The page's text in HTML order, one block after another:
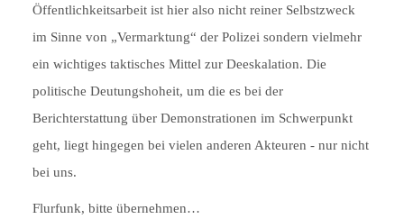
Öffentlichkeitsarbeit ist hier also nicht reiner Selbstzweck
im Sinne von „Vermarktung“ der Polizei sondern vielmehr
ein wichtiges taktisches Mittel zur Deeskalation. Die
politische Deutungshoheit, um die es bei der
Berichterstattung über Demonstrationen im Schwerpunkt
geht, liegt hingegen bei vielen anderen Akteuren - nur nicht
bei uns.
Flurfunk, bitte übernehmen…